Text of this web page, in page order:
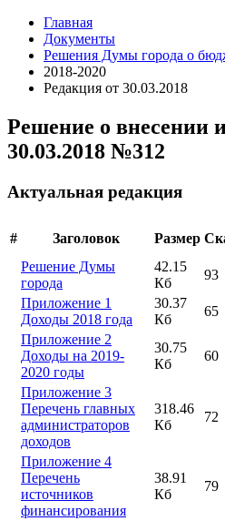
Главная
Документы
Решения Думы города о
2018-2020
Редакция от 30.03.2018
Решение о внесении
30.03.2018 №312
Актуальная редакция
# Заголовок Размер
Решение Думы
города
42.15
Кб
93
Приложение 1
Доходы 2018 года
30.37
Кб
65
Приложение 2
Доходы на 2019-
2020 годы
30.75
Кб
60
Приложение 3
Перечень главных
администраторов
доходов
318.46
Кб
72
Приложение 4
Перечень
источников
финансирования
38.91
Кб
79